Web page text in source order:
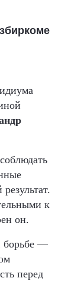
к
он.
борьбе —
перед